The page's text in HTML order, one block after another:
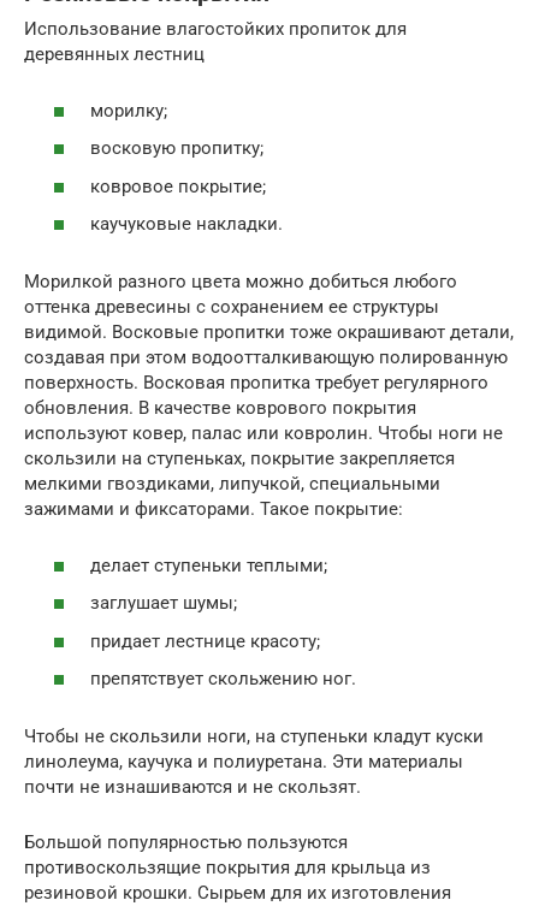
Использование влагостойких пропиток для
деревянных лестниц
морилку;
восковую пропитку;
ковровое покрытие;
каучуковые накладки.
Морилкой разного цвета можно добиться любого
оттенка древесины с сохранением ее структуры
видимой. Восковые пропитки тоже окрашивают детали,
создавая при этом водоотталкивающую полированную
поверхность. Восковая пропитка требует регулярного
обновления. В качестве коврового покрытия
используют ковер, палас или ковролин. Чтобы ноги не
скользили на ступеньках, покрытие закрепляется
мелкими гвоздиками, липучкой, специальными
зажимами и фиксаторами. Такое покрытие:
делает ступеньки теплыми;
заглушает шумы;
придает лестнице красоту;
препятствует скольжению ног.
Чтобы не скользили ноги, на ступеньки кладут куски
линолеума, каучука и полиуретана. Эти материалы
почти не изнашиваются и не скользят.
Большой популярностью пользуются
противоскользящие покрытия для крыльца из
резиновой крошки. Сырьем для их изготовления